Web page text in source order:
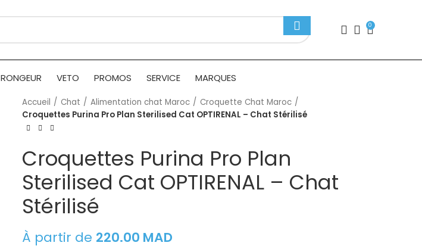
0
RONGEUR VETO PROMOS SERVICE MARQUES
Accueil Chat Alimentation chat Maroc
Croquette Chat Maroc
Croquettes Purina Pro Plan Sterilised Cat OPTIRENAL – Chat Stérilisé
Croquettes Purina Pro Plan
Sterilised Cat OPTIRENAL – Chat
Stérilisé
À partir de 220.00 MAD